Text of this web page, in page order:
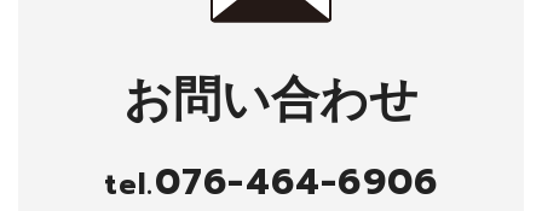
お問い合わせ
tel.076-464-6906